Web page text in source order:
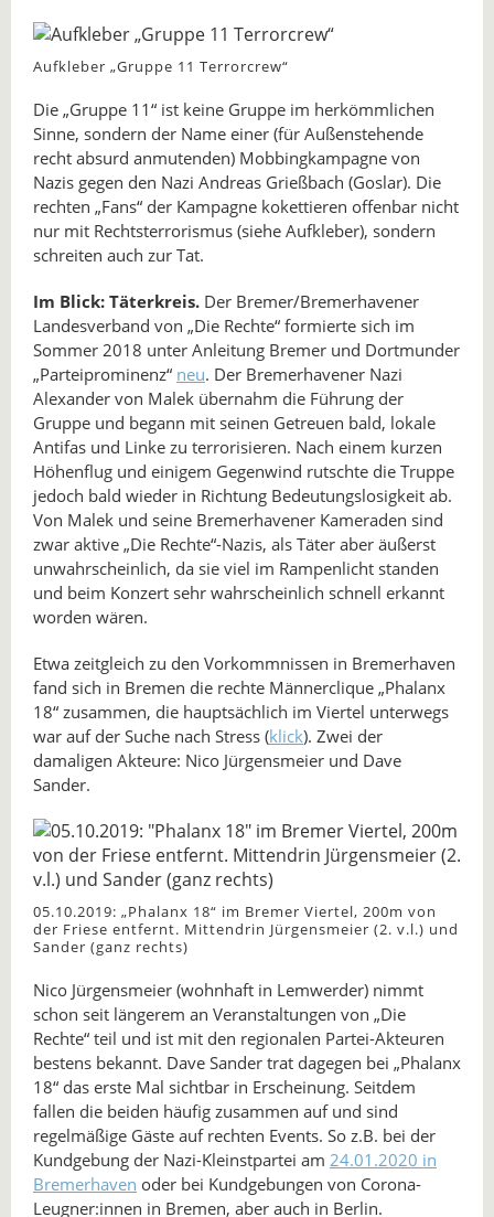
Aufkleber „Gruppe 11 Terrorcrew“
Die „Gruppe 11“ ist keine Gruppe im herkömmlichen
Sinne, sondern der Name einer (für Außenstehende
recht absurd anmutenden) Mobbingkampagne von
Nazis gegen den Nazi Andreas Grießbach (Goslar). Die
rechten „Fans“ der Kampagne kokettieren offenbar nicht
nur mit Rechtsterrorismus (siehe Aufkleber), sondern
schreiten auch zur Tat.
Im Blick: Täterkreis. Der Bremer/Bremerhavener
Landesverband von „Die Rechte“ formierte sich im
Sommer 2018 unter Anleitung Bremer und Dortmunder
„Parteiprominenz“ neu. Der Bremerhavener Nazi
Alexander von Malek übernahm die Führung der
Gruppe und begann mit seinen Getreuen bald, lokale
Antifas und Linke zu terrorisieren. Nach einem kurzen
Höhenflug und einigem Gegenwind rutschte die Truppe
jedoch bald wieder in Richtung Bedeutungslosigkeit ab.
Von Malek und seine Bremerhavener Kameraden sind
zwar aktive „Die Rechte“-Nazis, als Täter aber äußerst
unwahrscheinlich, da sie viel im Rampenlicht standen
und beim Konzert sehr wahrscheinlich schnell erkannt
worden wären.
Etwa zeitgleich zu den Vorkommnissen in Bremerhaven
fand sich in Bremen die rechte Männerclique „Phalanx
18“ zusammen, die hauptsächlich im Viertel unterwegs
war auf der Suche nach Stress (klick). Zwei der
damaligen Akteure: Nico Jürgensmeier und Dave
Sander.
05.10.2019: „Phalanx 18“ im Bremer Viertel, 200m von
der Friese entfernt. Mittendrin Jürgensmeier (2. v.l.) und
Sander (ganz rechts)
Nico Jürgensmeier (wohnhaft in Lemwerder) nimmt
schon seit längerem an Veranstaltungen von „Die
Rechte“ teil und ist mit den regionalen Partei-Akteuren
bestens bekannt. Dave Sander trat dagegen bei „Phalanx
18“ das erste Mal sichtbar in Erscheinung. Seitdem
fallen die beiden häufig zusammen auf und sind
regelmäßige Gäste auf rechten Events. So z.B. bei der
Kundgebung der Nazi-Kleinstpartei am 24.01.2020 in
Bremerhaven oder bei Kundgebungen von Corona-
Leugner:innen in Bremen, aber auch in Berlin.